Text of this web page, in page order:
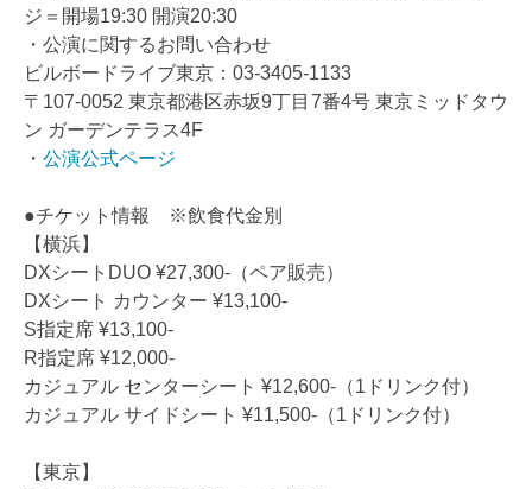
ジ＝開場19:30 開演20:30
・公演に関するお問い合わせ
ビルボードライブ東京：03-3405-1133
〒107-0052 東京都港区赤坂9丁目7番4号 東京ミッドタウ
ン ガーデンテラス4F
・ 公演公式ページ
●チケット情報 ※飲食代金別
【横浜】
DXシートDUO ¥27,300-（ペア販売）
DXシート カウンター ¥13,100-
S指定席 ¥13,100-
R指定席 ¥12,000-
カジュアル センターシート ¥12,600-（1ドリンク付）
カジュアル サイドシート ¥11,500-（1ドリンク付）
【東京】